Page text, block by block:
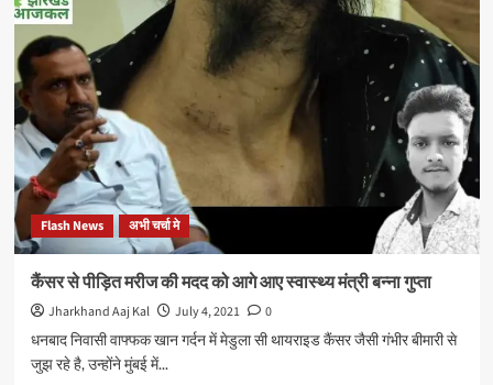
पहल
पर
दुमका
की
आराध्या
के
अहमदाबाद
में
ईलाज
में
मदद
को
आगे
आए
गुजरात
भाजपा
के
Flash News अभी चर्चा मे
कैंसर से पीड़ित मरीज की मदद को आगे आए स्वास्थ्य मंत्री बन्ना गुप्ता
Jharkhand Aaj Kal July 4, 2021
0
धनबाद निवासी वाफ्फक खान गर्दन में मेडुला सी थायराइड कैंसर जैसी गंभीर बीमारी से
जुझ रहे है, उन्होंने मुंबई में...